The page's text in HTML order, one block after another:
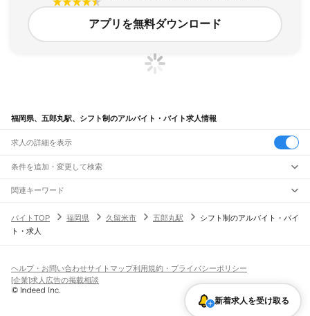
アプリを無料ダウンロード
福岡県、五郎丸駅、シフト制のアルバイト・バイト求人情報
求人の詳細を表示
条件を追加・変更して検索
市区町村を追加・変更
福岡県すべて
北九州市
東区博多区中央区南区西区城南区早良区
大牟田市 八女市
宗像市太宰府市古賀市福津市
那珂川市
駅を追加・変更
JR博多南線
博多駅博多南駅
九州工大前駅
職種を追加・変更
飲食・フードサービスすべて
ホールスタッフキッチンスタッフ
パン屋（ベーカリー）
バー（BAR）・バーテンダー
飲食店（店長・マネージャー）
人気
日払いOK高校生歓迎 髪型・髪色自由
留学生・外国人活躍中
雇用形態を追加・変更
関連キーワード
バイトTOP
福岡県 久留米市 五郎丸駅
シフト制のアルバイト・バイ
ト・求人
新着求人を受け取る
ヘルプ・お問い合わせサイトマップ利用規約・プライバシーポリシー
[企業]求人広告の掲載相談